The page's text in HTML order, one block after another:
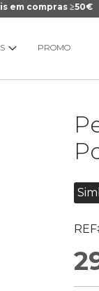
em compras ≥50€
PROMO
Galeria
imagens